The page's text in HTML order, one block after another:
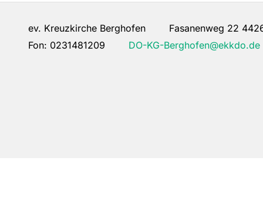
ev. Kreuzkirche Berghofen Fasanenweg 22
Fon: 0231481209 DO-KG-Berghofen@ekkdo.de